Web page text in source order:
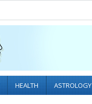
HEALTH ASTROLOGY